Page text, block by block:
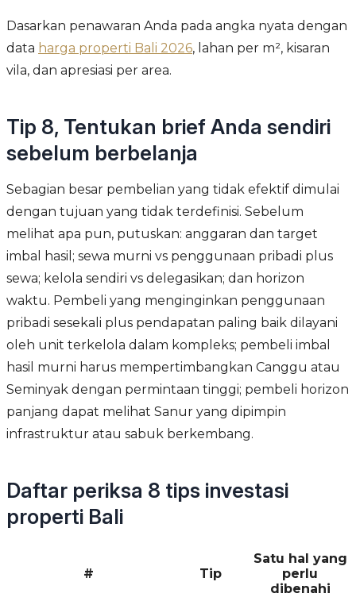
Dasarkan penawaran Anda pada angka nyata dengan
data harga properti Bali 2026, lahan per m², kisaran
vila, dan apresiasi per area.
Tip 8, Tentukan brief Anda sendiri
sebelum berbelanja
Sebagian besar pembelian yang tidak efektif dimulai
dengan tujuan yang tidak terdefinisi. Sebelum
melihat apa pun, putuskan: anggaran dan target
imbal hasil; sewa murni vs penggunaan pribadi plus
sewa; kelola sendiri vs delegasikan; dan horizon
waktu. Pembeli yang menginginkan penggunaan
pribadi sesekali plus pendapatan paling baik dilayani
oleh unit terkelola dalam kompleks; pembeli imbal
hasil murni harus mempertimbangkan Canggu atau
Seminyak dengan permintaan tinggi; pembeli horizon
panjang dapat melihat Sanur yang dipimpin
infrastruktur atau sabuk berkembang.
Daftar periksa 8 tips investasi
properti Bali
# Tip
Satu hal yang
perlu
dibenahi